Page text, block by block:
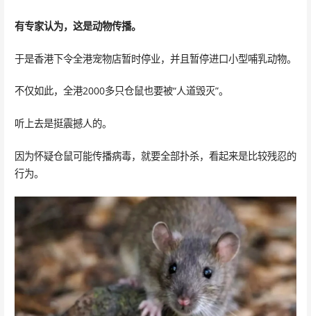
有专家认为，这是动物传播。
于是香港下令全港宠物店暂时停业，并且暂停进口小型哺乳动物。
不仅如此，全港2000多只仓鼠也要被“人道毁灭”。
听上去是挺震撼人的。
因为怀疑仓鼠可能传播病毒，就要全部扑杀，看起来是比较残忍的
行为。